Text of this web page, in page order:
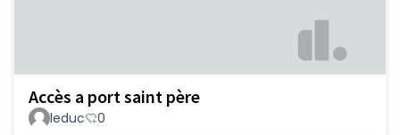
Accès a port saint père
leduc 0